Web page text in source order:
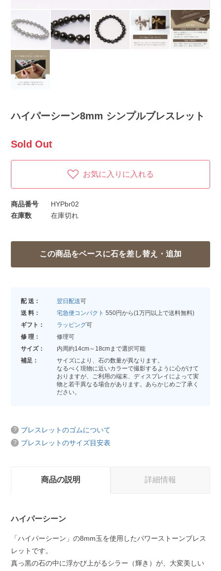
ハイパーシーン8mm シンプルブレスレット
Sold Out
お気に入りに入れる
商品番号
HYPbr02
在庫数
在庫切れ
配 送： 翌日配送可
送 料：
宅急便コンパクト 550円から(1万円以上で送料無料)
ギフト：
ラッピング可
修 理：
修理可
サイズ：
内周約14cm～18cmまで選択可能
補足：
サイズにより、石の数量が異なります。
なるべく現物に近いカラーで撮影するように心がけて
おりますが、ご利用の端末、ディスプレイによって実
物と若干異なる場合があります。あらかじめご了承く
ださい。
ブレスレットのゴムについて
ブレスレットのサイズ目安表
商品の説明 詳細情報
ハイパーシーン
「ハイパーシーン」の8mm玉を使用したパワーストーンブレス
レットです。
真っ黒の石の中に浮かび上がるシラー（輝き）が、大変美しい